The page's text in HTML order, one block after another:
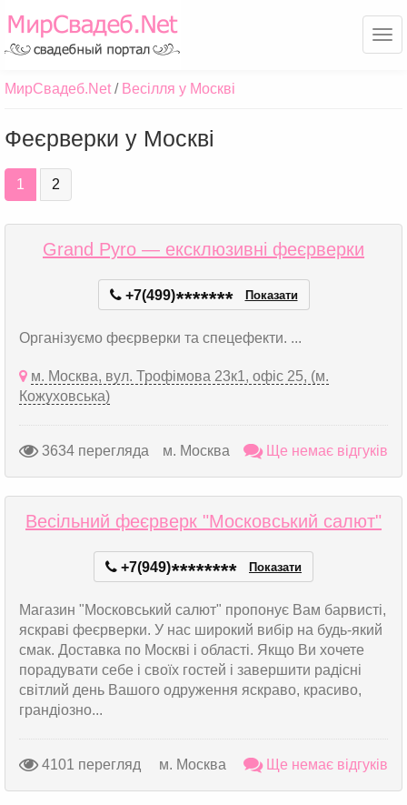
МирСвадеб.Net Весілля у Москві
Феєрверки у Москві
1 2
Grand Pyro — ексклюзивні феєрверки
+7(499)******* Показати
Організуємо феєрверки та спецефекти. ...
м. Москва, вул. Трофімова 23к1, офіс 25, (м.
Кожуховська)
3634 перегляда м. Москва Ще немає відгуків
Весільний феєрверк "Московський салют"
+7(949)******** Показати
Магазин "Московський салют" пропонує Вам барвисті,
яскраві феєрверки. У нас широкий вибір на будь-який
смак. Доставка по Москві і області. Якщо Ви хочете
порадувати себе і своїх гостей і завершити радісні
світлий день Вашого одруження яскраво, красиво,
грандіозно...
4101 перегляд м. Москва Ще немає відгуків